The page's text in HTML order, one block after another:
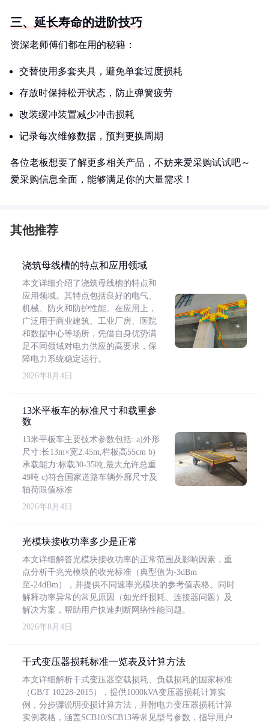
三、延长寿命的进阶技巧
资深老师傅们都在用的秘籍：
交替使用多套夹具，避免单套过度损耗
存放时保持松开状态，防止弹簧疲劳
改装缓冲装置减少冲击损耗
记录每次维修数据，预判更换周期
各位老板想要了解更多相关产品，不妨来爱采购试试吧～
爱采购信息全面，能够满足你的大量需求！
其他推荐
浇筑母线槽的特点和应用领域
本文详细介绍了浇筑母线槽的特点和
应用领域。其特点包括良好的电气、
机械、防火和防护性能。在应用上，
广泛用于商业建筑、工业厂房、医院
和数据中心等场所，凭借自身优势满
足不同领域对电力供应的高要求，保
障电力系统稳定运行。
2026年8月4日
13米平板车的标准尺寸和载重参
数
13米平板车主要技术参数包括: a)外形
尺寸:长13m×宽2.45m,栏板高55cm b)
承载能力:标载30-35吨,最大允许总重
49吨 c)符合国家道路车辆外廓尺寸及
轴荷限值标准
2026年8月4日
光模块接收功率多少是正常
本文详细解答光模块接收功率的正常范围及影响因素，重
点分析千兆光模块的收光标准（典型值为-3dBm
至-24dBm），并提供不同速率光模块的参考值表格。同时
解释功率异常的常见原因（如光纤损耗、连接器问题）及
解决方案，帮助用户快速判断网络性能问题。
2026年8月4日
干式变压器损耗标准一览表及计算方法
本文详细解析干式变压器空载损耗、负载损耗的国家标准
（GB/T 10228-2015），提供1000kVA变压器损耗计算实
例，分步骤说明变损计算方法，并附电力变压器损耗计算
实例表格，涵盖SCB10/SCB13等常见型号参数，指导用户